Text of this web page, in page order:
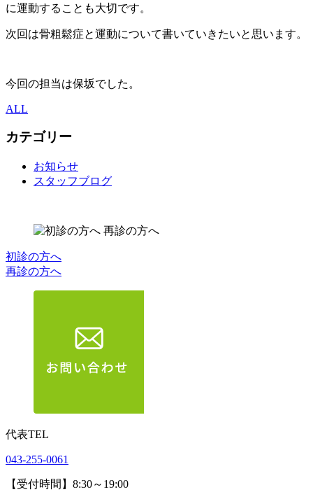
に運動することも大切です。
次回は骨粗鬆症と運動について書いていきたいと思います。
今回の担当は保坂でした。
ALL
カテゴリー
お知らせ
スタッフブログ
初診の方へ
再診の方へ
代表TEL
043-255-0061
【受付時間】8:30～19:00